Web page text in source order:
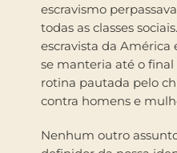
escravismo
todas as classes
escravista da América
se manteria até o final
rotina pautada pelo
contra homens e
Nenhum outro